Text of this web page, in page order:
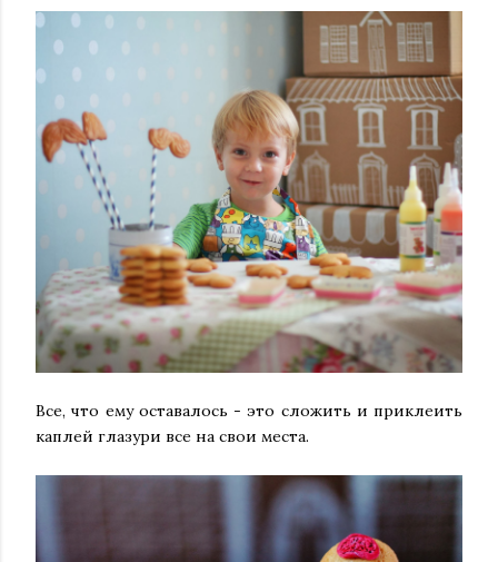
Все, что ему оставалось - это сложить и приклеить
каплей глазури все на свои места.